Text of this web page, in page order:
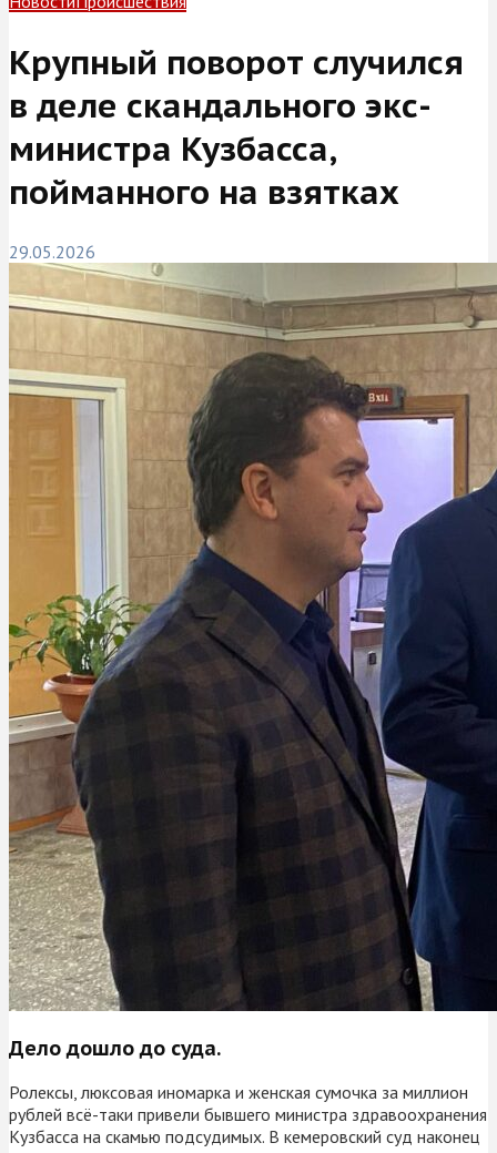
Крупный поворот случился
в деле скандального экс-
министра Кузбасса,
пойманного на взятках
29.05.2026
Дело дошло до суда.
Ролексы, люксовая иномарка и женская сумочка за миллион
рублей всё-таки привели бывшего министра здравоохранения
Кузбасса на скамью подсудимых. В кемеровский суд наконец